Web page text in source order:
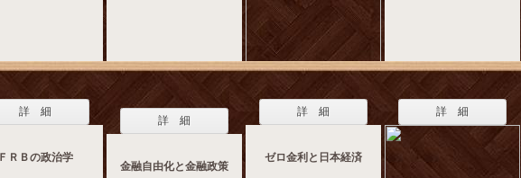
詳 細
ＦＲＢの政治学
詳 細
金融自由化と金融政策
詳 細
ゼロ金利と日本経済
詳 細